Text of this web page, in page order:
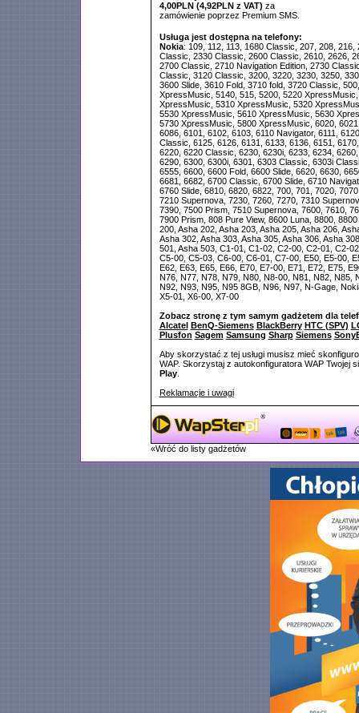
4,00PLN (4,92PLN z VAT) za
zamówienie poprzez Premium SMS.
Usługa jest dostępna na telefony:
Nokia: 109, 112, 113, 1680 Classic, 207, 208, 216,
Classic, 2330 Classic, 2600 Classic, 2610, 2626,
2700 Classic, 2710 Navigation Edition, 2730
Classic, 3120 Classic, 3200, 3220, 3230, 3250,
3600 Slide, 3610 Fold, 3710 fold, 3720 Classic,
XpressMusic, 5140, 515, 5200, 5220
XpressMusic, 5310 XpressMusic, 5320
5530 XpressMusic, 5610 XpressMusic, 5630
5730 XpressMusic, 5800 XpressMusic, 6020,
6086, 6101, 6102, 6103, 6110 Navigator, 6111,
Classic, 6125, 6126, 6131, 6133, 6136, 6151,
6220, 6220 Classic, 6230, 6230i, 6233, 6234,
6290, 6300, 6300i, 6301, 6303 Classic, 6303i
6555, 6600, 6600 Fold, 6600 Slide, 6620, 6630,
6681, 6682, 6700 Classic, 6700 Slide, 6710
6760 Slide, 6810, 6820, 6822, 700, 701, 7020,
7210 Supernova, 7230, 7260, 7270, 7310
7390, 7500 Prism, 7510 Supernova, 7600, 7610,
7900 Prism, 808 Pure View, 8600 Luna, 8800,
200, Asha 202, Asha 203, Asha 205, Asha 206,
Asha 302, Asha 303, Asha 305, Asha 306, Asha
501, Asha 503, C1-01, C1-02, C2-00, C2-01, C2-
C5-00, C5-03, C6-00, C6-01, C7-00, E50, E5-00,
E62, E63, E65, E66, E70, E7-00, E71, E72, E75,
N76, N77, N78, N79, N80, N8-00, N81, N82, N85,
N92, N93, N95, N95 8GB, N96, N97, N-Gage,
X5-01, X6-00, X7-00
Zobacz stronę z tym samym gadżetem dla
Alcatel BenQ-Siemens BlackBerry HTC (SPV)
Plusfon Sagem Samsung Sharp Siemens
Aby skorzystać z tej usługi musisz mieć
WAP. Skorzystaj z autokonfiguratora WAP Twojej
Play.
Reklamacje i uwagi
«Wróć do listy gadżetów